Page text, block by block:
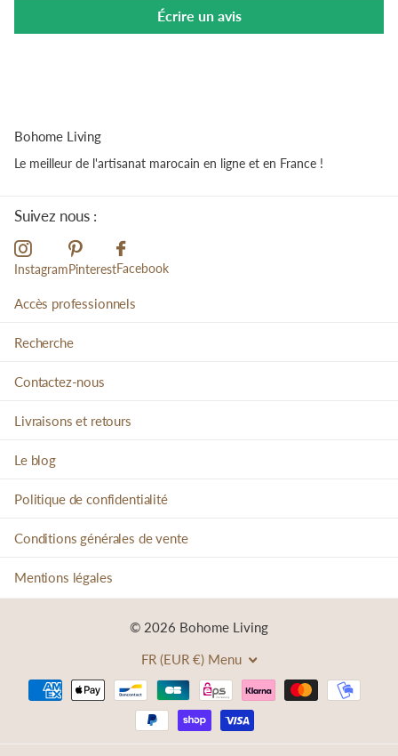
Écrire un avis
Bohome Living
Le meilleur de l'artisanat marocain en ligne et en France !
Suivez nous :
InstagramPinterestFacebook
Accès professionnels
Recherche
Contactez-nous
Livraisons et retours
Le blog
Politique de confidentialité
Conditions générales de vente
Mentions légales
© 2026 Bohome Living
FR (EUR €) Menu